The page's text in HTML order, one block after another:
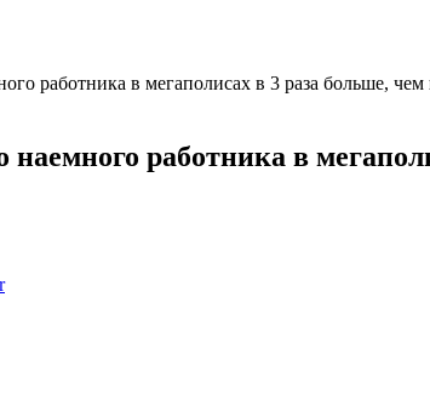
работника в мегаполисах в 3 раза больше,
работника в